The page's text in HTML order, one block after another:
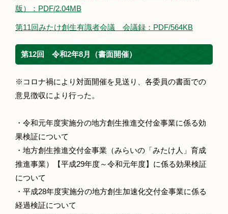
版）：PDF/2.04MB
第11回みたけ創生有識者会議 会議録：PDF/564KB
第12回 令和2年8月（書面開催）
※コロナ禍により対面開催を見送り、各委員の書面での
意見徴収により行った。
・令和元年度実施分の地方創生推進交付金事業に係る効
果検証について
・地方創生推進交付金事業（みらいの「みたけ人」育成
推進事業）【平成29年度～令和元年度】に係る効果検証
について
・平成28年度実施分の地方創生加速化交付金事業に係る
経過検証について